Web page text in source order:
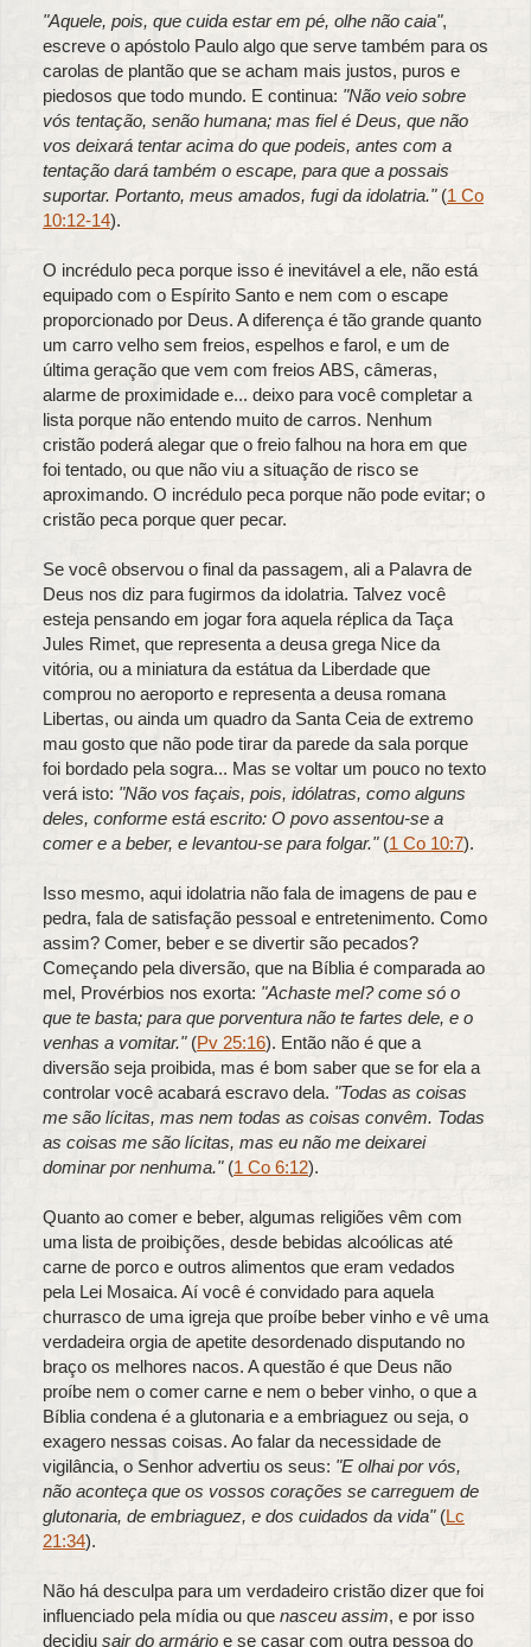
"Aquele, pois, que cuida estar em pé, olhe não caia",
escreve o apóstolo Paulo algo que serve também para os
carolas de plantão que se acham mais justos, puros e
piedosos que todo mundo. E continua: "Não veio sobre
vós tentação, senão humana; mas fiel é Deus, que não
vos deixará tentar acima do que podeis, antes com a
tentação dará também o escape, para que a possais
suportar. Portanto, meus amados, fugi da idolatria."(1 Co
10:12-14).
O incrédulo peca porque isso é inevitável a ele, não está
equipado com o Espírito Santo e nem com o escape
proporcionado por Deus. A diferença é tão grande quanto
um carro velho sem freios, espelhos e farol, e um de
última geração que vem com freios ABS, câmeras,
alarme de proximidade e... deixo para você completar a
lista porque não entendo muito de carros. Nenhum
cristão poderá alegar que o freio falhou na hora em que
foi tentado, ou que não viu a situação de risco se
aproximando. O incrédulo peca porque não pode evitar; o
cristão peca porque quer pecar.
Se você observou o final da passagem, ali a Palavra de
Deus nos diz para fugirmos da idolatria. Talvez você
esteja pensando em jogar fora aquela réplica da Taça
Jules Rimet, que representa a deusa grega Nice da
vitória, ou a miniatura da estátua da Liberdade que
comprou no aeroporto e representa a deusa romana
Libertas, ou ainda um quadro da Santa Ceia de extremo
mau gosto que não pode tirar da parede da sala porque
foi bordado pela sogra... Mas se voltar um pouco no texto
verá isto: "Não vos façais, pois, idólatras, como alguns
deles, conforme está escrito: O povo assentou-se a
comer e a beber, e levantou-se para folgar."(1 Co 10:7).
Isso mesmo, aqui idolatria não fala de imagens de pau e
pedra, fala de satisfação pessoal e entretenimento. Como
assim? Comer, beber e se divertir são pecados?
Começando pela diversão, que na Bíblia é comparada ao
mel, Provérbios nos exorta: "Achaste mel? come só o
que te basta; para que porventura não te fartes dele, e o
venhas a vomitar."(Pv 25:16). Então não é que a
diversão seja proibida, mas é bom saber que se for ela a
controlar você acabará escravo dela. "Todas as coisas
me são lícitas, mas nem todas as coisas convêm. Todas
as coisas me são lícitas, mas eu não me deixarei
dominar por nenhuma."(1 Co 6:12).
Quanto ao comer e beber, algumas religiões vêm com
uma lista de proibições, desde bebidas alcoólicas até
carne de porco e outros alimentos que eram vedados
pela Lei Mosaica. Aí você é convidado para aquela
churrasco de uma igreja que proíbe beber vinho e vê uma
verdadeira orgia de apetite desordenado disputando no
braço os melhores nacos. A questão é que Deus não
proíbe nem o comer carne e nem o beber vinho, o que a
Bíblia condena é a glutonaria e a embriaguez ou seja, o
exagero nessas coisas. Ao falar da necessidade de
vigilância, o Senhor advertiu os seus: "E olhai por vós,
não aconteça que os vossos corações se carreguem de
glutonaria, de embriaguez, e dos cuidados da vida"(Lc
21:34).
Não há desculpa para um verdadeiro cristão dizer que foi
influenciado pela mídia ou que nasceu assim, e por isso
decidiu sair do armário e se casar com outra pessoa do